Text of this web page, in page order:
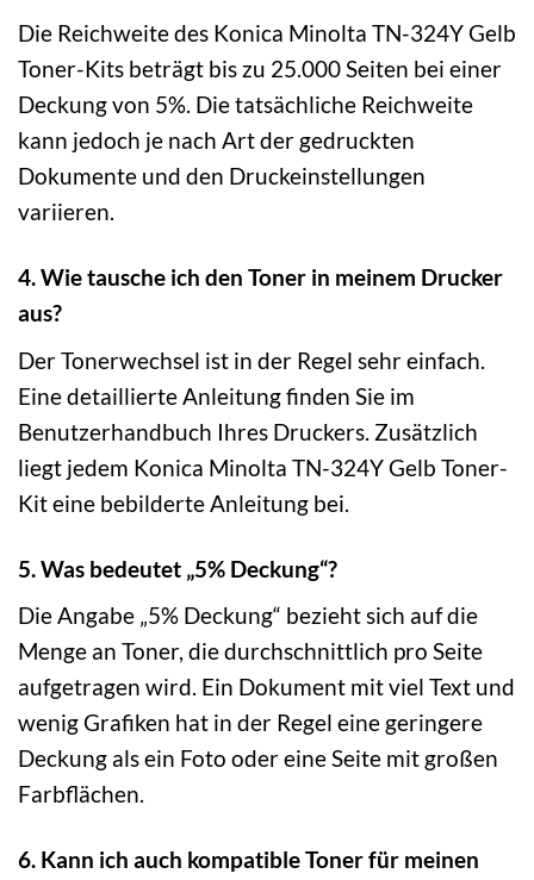
Die Reichweite des Konica Minolta TN-324Y Gelb
Toner-Kits beträgt bis zu 25.000 Seiten bei einer
Deckung von 5%. Die tatsächliche Reichweite
kann jedoch je nach Art der gedruckten
Dokumente und den Druckeinstellungen
variieren.
4. Wie tausche ich den Toner in meinem Drucker
aus?
Der Tonerwechsel ist in der Regel sehr einfach.
Eine detaillierte Anleitung finden Sie im
Benutzerhandbuch Ihres Druckers. Zusätzlich
liegt jedem Konica Minolta TN-324Y Gelb Toner-
Kit eine bebilderte Anleitung bei.
5. Was bedeutet „5% Deckung“?
Die Angabe „5% Deckung“ bezieht sich auf die
Menge an Toner, die durchschnittlich pro Seite
aufgetragen wird. Ein Dokument mit viel Text und
wenig Grafiken hat in der Regel eine geringere
Deckung als ein Foto oder eine Seite mit großen
Farbflächen.
6. Kann ich auch kompatible Toner für meinen